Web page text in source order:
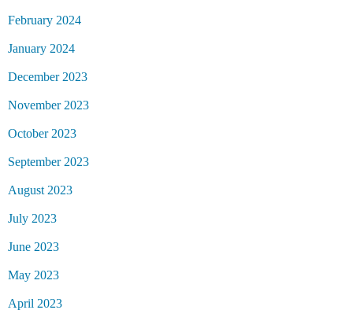
February 2024
January 2024
December 2023
November 2023
October 2023
September 2023
August 2023
July 2023
June 2023
May 2023
April 2023